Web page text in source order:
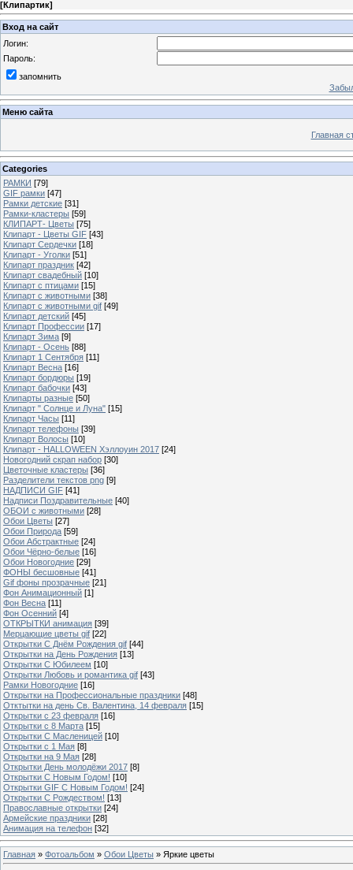
[Клипартик]
Вход на сайт
Логин:
Пароль:
запомнить
Меню сайта
Главная
Categories
РАМКИ [79]
GIF рамки [47]
Рамки детские [31]
Рамки-кластеры [59]
КЛИПАРТ- Цветы [75]
Клипарт - Цветы GIF [43]
Клипарт Сердечки [18]
Клипарт - Уголки [51]
Клипарт праздник [42]
Клипарт свадебный [10]
Клипарт с птицами [15]
Клипарт с животными [38]
Клипарт с животными gif [49]
Клипарт детский [45]
Клипарт Профессии [17]
Клипарт Зима [9]
Клипарт - Осень [88]
Клипарт 1 Сентября [11]
Клипарт Весна [16]
Клипарт бордюры [19]
Клипарт бабочки [43]
Клипарты разные [50]
Клипарт " Солнце и Луна" [15]
Клипарт Часы [11]
Клипарт телефоны [39]
Клипарт Волосы [10]
Клипарт - HALLOWEEN Хэллоуин 2017 [24]
Новогодний скрап набор [30]
Цветочные кластеры [36]
Разделители текстов png [9]
НАДПИСИ GIF [41]
Надписи Поздравительные [40]
ОБОИ с животными [28]
Обои Цветы [27]
Обои Природа [59]
Обои Абстрактные [24]
Обои Чёрно-белые [16]
Обои Новогодние [29]
ФОНЫ бесшовные [41]
Gif фоны прозрачные [21]
Фон Анимационный [1]
Фон Весна [11]
Фон Осенний [4]
ОТКРЫТКИ анимация [39]
Мерцающие цветы gif [22]
Открытки С Днём Рождения gif [44]
Открытки на День Рождения [13]
Открытки С Юбилеем [10]
Открытки Любовь и романтика gif [43]
Рамки Новогодние [16]
Открытки на Профессиональные праздники [48]
Отктытки на день Св. Валентина, 14 февраля [15]
Открытки с 23 февраля [16]
Открытки с 8 Марта [15]
Открытки С Масленицей [10]
Открытки с 1 Мая [8]
Открытки на 9 Мая [28]
Открытки День молодёжи 2017 [8]
Открытки С Новым Годом! [10]
Открытки GIF С Новым Годом! [24]
Открытки С Рождеством! [13]
Православные открытки [24]
Армейские праздники [28]
Анимация на телефон [32]
Главная » Фотоальбом » Обои Цветы » Яркие цветы